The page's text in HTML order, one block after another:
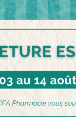
et votre
financier
une partie
plus